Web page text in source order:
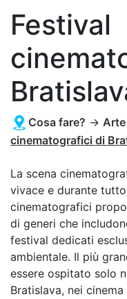
Festival
Cosa fare? →
cinematografici di
La scena
vivace e durante
cinematografici
di generi che
festival dedicati
ambientale. Il più
essere ospitato solo
Bratislava, nei